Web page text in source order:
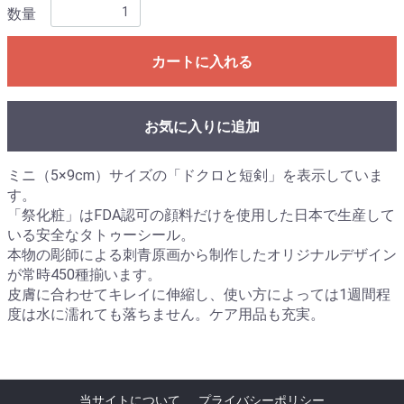
数量
カートに入れる
お気に入りに追加
ミニ（5×9cm）サイズの「ドクロと短剣」を表示していま
す。
「祭化粧」はFDA認可の顔料だけを使用した日本で生産して
いる安全なタトゥーシール。
本物の彫師による刺青原画から制作したオリジナルデザイン
が常時450種揃います。
皮膚に合わせてキレイに伸縮し、使い方によっては1週間程
度は水に濡れても落ちません。ケア用品も充実。
当サイトについて プライバシーポリシー